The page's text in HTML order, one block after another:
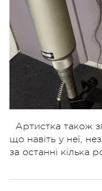
Артистка також
що навіть у неї,
за останні кілька